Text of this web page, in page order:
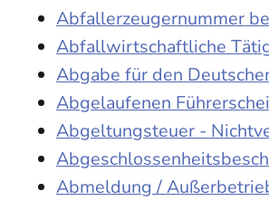
Abfallerzeugernummer
Abfallwirtschaftliche
Abgabe für den
Abgelaufenen
Abgeltungsteuer -
Abmeldung /